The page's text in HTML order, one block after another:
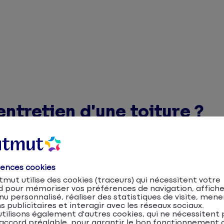
d’une toiture ?
être régulier. Mieux vaut donc prévoir son nettoyage
de démoussage de toiture, elle est conseillée
de votre toit et selon votre environnement (maison
sec, sans pluie pendant au moins 3 jours, en particulier
cookies
utilise des cookies (traceurs) qui nécessitent votre
pour mémoriser vos préférences de navigation,
personnalisé, réaliser des statistiques de visite,
publicitaires et interagir avec les réseaux sociaux.
également d'autres cookies, qui ne nécessitent